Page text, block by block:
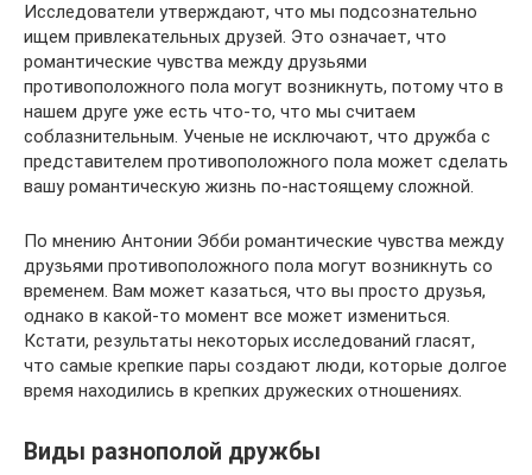
Исследователи утверждают, что мы подсознательно
ищем привлекательных друзей. Это означает, что
романтические чувства между друзьями
противоположного пола могут возникнуть, потому что в
нашем друге уже есть что-то, что мы считаем
соблазнительным. Ученые не исключают, что дружба с
представителем противоположного пола может сделать
вашу романтическую жизнь по-настоящему сложной.
По мнению Антонии Эбби романтические чувства между
друзьями противоположного пола могут возникнуть со
временем. Вам может казаться, что вы просто друзья,
однако в какой-то момент все может измениться.
Кстати, результаты некоторых исследований гласят,
что самые крепкие пары создают люди, которые долгое
время находились в крепких дружеских отношениях.
Виды разнополой дружбы